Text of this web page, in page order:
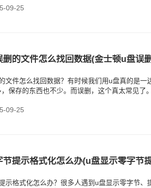
09-25
的文件怎么找回数据(金士顿u盘误
文件怎么找回数据？有时候我们用u盘真的是一
保存的东西也不少。而误删，这个真太常见了
09-25
示格式化怎么办？很多人遇到u盘显示零字节、